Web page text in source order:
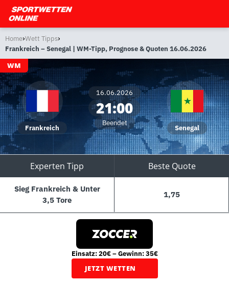
Home›Wett Tipps›
Frankreich – Senegal | WM-Tipp, Prognose & Quoten 16.06.2026
WM
Frankreich
16.06.2026
21:00
Beendet
Senegal
Experten Tipp Beste Quote
Sieg Frankreich & Unter
3,5 Tore
1,75
Einsatz: 20€ – Gewinn: 35€
JETZT WETTEN